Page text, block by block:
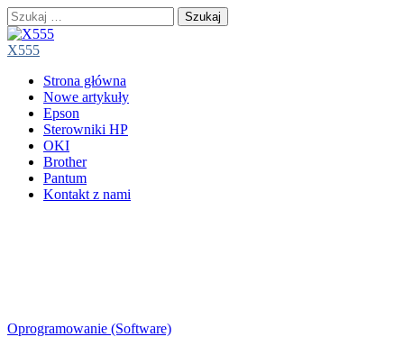
Szukaj:
X555
Main
menu
Skip
content
Strona główna
Nowe artykuły
Epson
Sterowniki HP
OKI
Brother
Pantum
Kontakt z nami
Oprogramowanie (Software)